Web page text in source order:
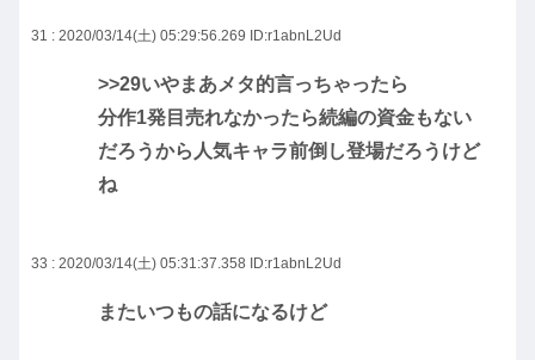
31 : 2020/03/14(土) 05:29:56.269 ID:r1abnL2Ud
>>29いやまあメタ的言っちゃったら
分作1発目売れなかったら続編の資金もない
だろうから人気キャラ前倒し登場だろうけど
ね
33 : 2020/03/14(土) 05:31:37.358 ID:r1abnL2Ud
またいつもの話になるけど